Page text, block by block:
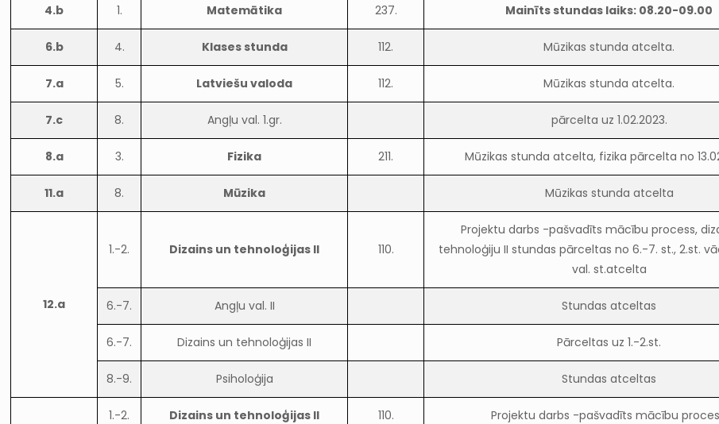
4.b 1. Matemātika 237. Mainīts stundas laiks: 08.20-09.00
6.b 4. Klases stunda 112. Mūzikas stunda atcelta.
7.a 5. Latviešu valoda 112. Mūzikas stunda atcelta.
7.c 8. Angļu val. 1.gr. pārcelta uz 1.02.2023.
8.a 3. Fizika 211. Mūzikas stunda atcelta, fizika pārcelta no
11.a 8. Mūzika Mūzikas stunda atcelta
12.a
1.-2. Dizains un tehnoloģijas II 110.
Projektu darbs -pašvadīts mācību process,
tehnoloģiju II stundas pārceltas no 6.-7. st., 2.st.
val. st.atcelta
6.-7. Angļu val. II Stundas atceltas
6.-7. Dizains un tehnoloģijas II Pārceltas uz 1.-2.st.
8.-9. Psiholoģija Stundas atceltas
1.-2. Dizains un tehnoloģijas II 110. Projektu darbs -pašvadīts mācību